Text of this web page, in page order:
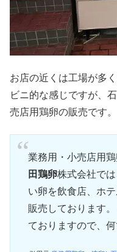
お店の近くは工場が多
ビニ的な感じですが、
売店用鶏卵の販売です。
業務用・小売店用
田鶏卵株式会社で
い卵を飲食店、ホ
販売しております
ておりますので、